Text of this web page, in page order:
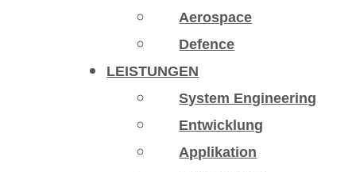
Aerospace
Defence
LEISTUNGEN
System Engineering
Entwicklung
Applikation